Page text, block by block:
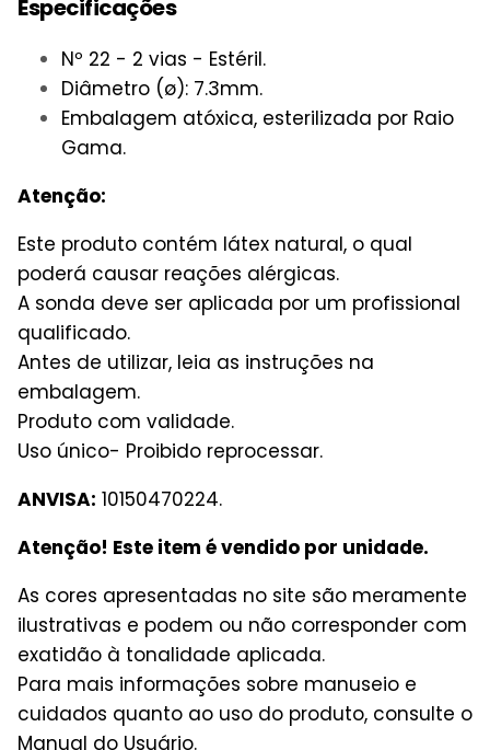
Especificações
Nº 22 - 2 vias - Estéril.
Diâmetro (ø): 7.3mm.
Embalagem atóxica, esterilizada por Raio
Gama.
Atenção:
Este produto contém látex natural, o qual
poderá causar reações alérgicas.
A sonda deve ser aplicada por um profissional
qualificado.
Antes de utilizar, leia as instruções na
embalagem.
Produto com validade.
Uso único- Proibido reprocessar.
ANVISA: 10150470224.
Atenção! Este item é vendido por unidade.
As cores apresentadas no site são meramente
ilustrativas e podem ou não corresponder com
exatidão à tonalidade aplicada.
Para mais informações sobre manuseio e
cuidados quanto ao uso do produto, consulte o
Manual do Usuário.